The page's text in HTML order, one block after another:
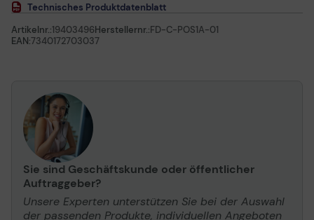
Technisches Produktdatenblatt
Artikelnr.:19403496Herstellernr.:FD-C-POS1A-01
EAN:7340172703037
Sie sind Geschäftskunde oder öffentlicher
Auftraggeber?
Unsere Experten unterstützen Sie bei der Auswahl
der passenden Produkte, individuellen Angeboten